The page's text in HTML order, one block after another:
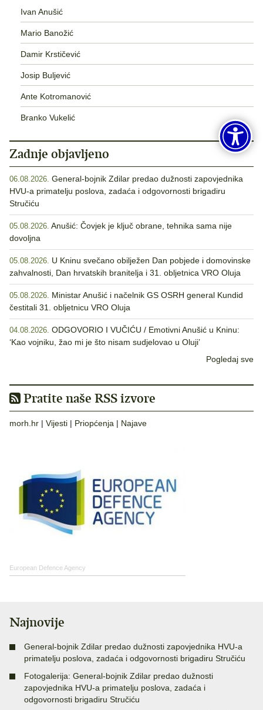
Ivan Anušić
Mario Banožić
Damir Krstičević
Josip Buljević
Ante Kotromanović
Branko Vukelić
Zadnje objavljeno
06.08.2026. General-bojnik Zdilar predao dužnosti zapovjednika
HVU-a primatelju poslova, zadaća i odgovornosti brigadiru
Stručiću
05.08.2026. Anušić: Čovjek je ključ obrane, tehnika sama nije
dovoljna
05.08.2026. U Kninu svečano obilježen Dan pobjede i domovinske
zahvalnosti, Dan hrvatskih branitelja i 31. obljetnica VRO Oluja
05.08.2026. Ministar Anušić i načelnik GS OSRH general Kundid
čestitali 31. obljetnicu VRO Oluja
04.08.2026. ODGOVORIO I VUČIĆU / Emotivni Anušić u Kninu:
‘Kao vojniku, žao mi je što nisam sudjelovao u Oluji’
Pogledaj sve
Pratite naše RSS izvore
morh.hr | Vijesti | Priopćenja | Najave
European Defence Agency
Najnovije
General-bojnik Zdilar predao dužnosti zapovjednika HVU-a
primatelju poslova, zadaća i odgovornosti brigadiru Stručiću
Fotogalerija: General-bojnik Zdilar predao dužnosti
zapovjednika HVU-a primatelju poslova, zadaća i
odgovornosti brigadiru Stručiću